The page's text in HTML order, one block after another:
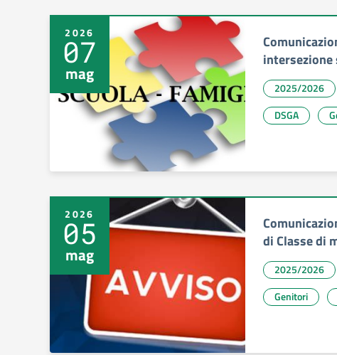
2026
07
mag
intersezione
2025/2026
DSGA
2026
05
mag
di Classe di
2025/2026
Genitori